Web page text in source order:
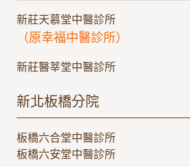
新莊天慕堂中醫診所
（原幸福中醫診所）
新莊醫莘堂中醫診所
新北板橋分院
板橋六合堂中醫診所
板橋六安堂中醫診所